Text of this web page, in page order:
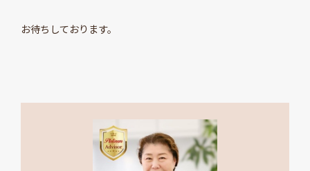
お待ちしております。